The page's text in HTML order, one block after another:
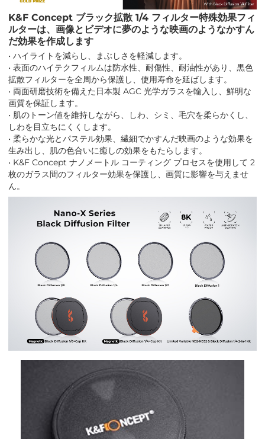
K&F Concept ブラック拡散 1/4 フィルター特殊効果フィ
ルターは、画像とビデオに夢のような映画のようなかすん
だ効果を作成します
• ハイライトを減らし、まぶしさを軽減します。
• 表面のハイテクフィルムは防水性、耐傷性、耐油性があり、黒色
拡散フィルターを全周から保護し、使用寿命を延ばします。
• 両面研磨技術を備えた日本製 AGC 光学ガラスを輸入し、鮮明な
画質を保証します。
• 肌のトーン値を維持しながら、しわ、シミ、毛穴を柔らかくし、
しわを目立ちにくくします。
• 柔らかな光とパステル効果、繊細でかすんだ映画のような効果を
生み出し、肌の色合いに癒しの効果をもたらします。
• K&F Concept ナノメートル コーティング プロセスを使用して 2
枚のガラス間のフィルター効果を保護し、画質に影響を与えませ
ん。